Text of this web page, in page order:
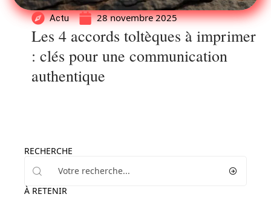
Actu 28 novembre 2025
Les 4 accords toltèques à imprimer
: clés pour une communication
authentique
RECHERCHE
À RETENIR